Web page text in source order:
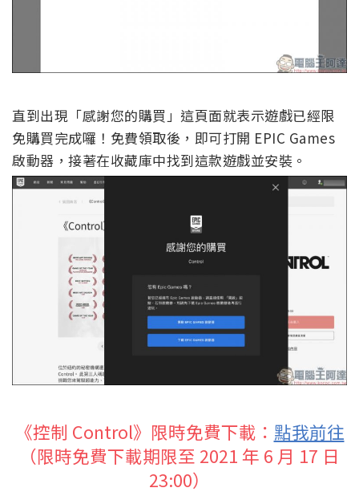
直到出現「感謝您的購買」這頁面就表示遊戲已經限
免購買完成囉！免費領取後，即可打開 EPIC Games
啟動器，接著在收藏庫中找到這款遊戲並安裝。
《控制 Control》限時免費下載： 點我前往
（限時免費下載期限至 2021 年 6 月 17 日
23:00）